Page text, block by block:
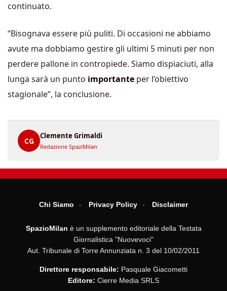
continuato.
“Bisognava essere più puliti. Di occasioni ne abbiamo
avute ma dobbiamo gestire gli ultimi 5 minuti per non
perdere pallone in contropiede. Siamo dispiaciuti, alla
lunga sarà un punto importante per l’obiettivo
stagionale”, la conclusione.
CG
Clemente Grimaldi
Redazione SpaziMilan
Chi Siamo Privacy Policy Disclaimer
SpazioMilan è un supplemento editoriale della Testata
Giornalistica "Nuovevoci"
Aut. Tribunale di Torre Annunziata n. 3 del 10/02/2011
Direttore responsabile: Pasquale Giacometti
Editore: Cierre Media SRLS